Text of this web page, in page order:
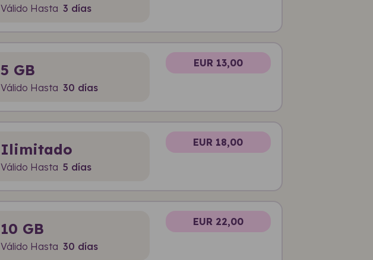
Válido Hasta 3 días
5 GB
Válido Hasta 30 días
EUR 13,00
Ilimitado
Válido Hasta 5 días
EUR 18,00
10 GB
Válido Hasta 30 días
EUR 22,00